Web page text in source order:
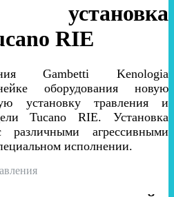
установка
RIE
Gambetti Kenologia
оборудования новую
установку травления и
Tucano RIE. Установка
различными агрессивными
исполнении.